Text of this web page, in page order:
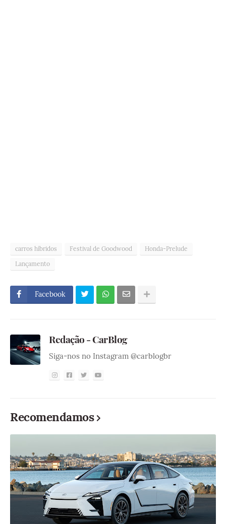
carros híbridos Festival de Goodwood
Honda-Prelude
Lançamento
Facebook
Redação - CarBlog
Siga-nos no Instagram @carblogbr
Recomendamos